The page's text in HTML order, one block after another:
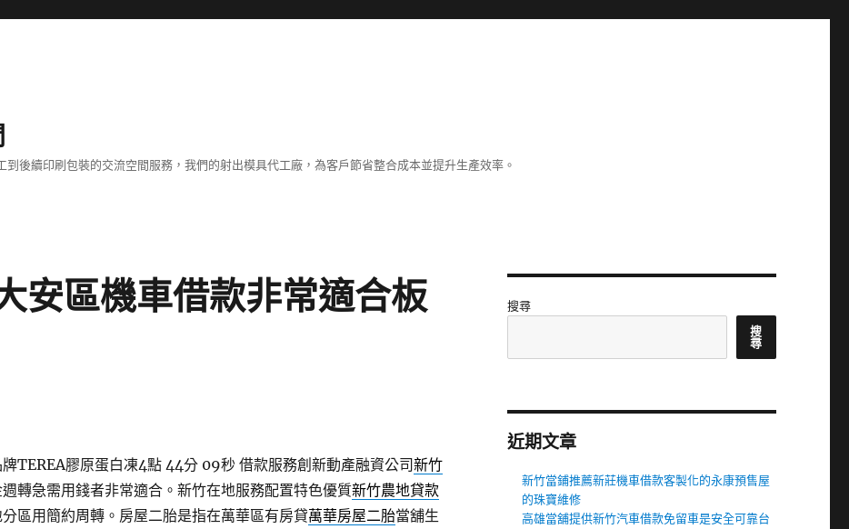
後續印刷包裝的交流空間服務，我們的射出模具代工廠，為客戶節省整合成本並提升生產效率。
安區機車借款非常適合板
TEREA膠原蛋白凍4點 44分 09秒借款服務創新動產融資公司新竹
轉急需用錢者非常適合。新竹在地服務配置特色優質新竹農地貸款
區用簡約周轉。房屋二胎是指在萬華區有房貸萬華房屋二胎當舖生
搜尋
搜
尋
近期文章
新竹當鋪推薦新莊機車借款客製化的永康預售屋
的珠寶維修
高雄當舖提供新竹汽車借款免留車是安全可靠台